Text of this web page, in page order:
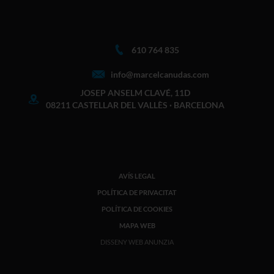
610 764 835
info@marcelcanudas.com
JOSEP ANSELM CLAVÉ, 11D
08211 CASTELLAR DEL VALLÈS · BARCELONA
AVÍS LEGAL
POLÍTICA DE PRIVACITAT
POLÍTICA DE COOKIES
MAPA WEB
DISSENY WEB ANUNZIA